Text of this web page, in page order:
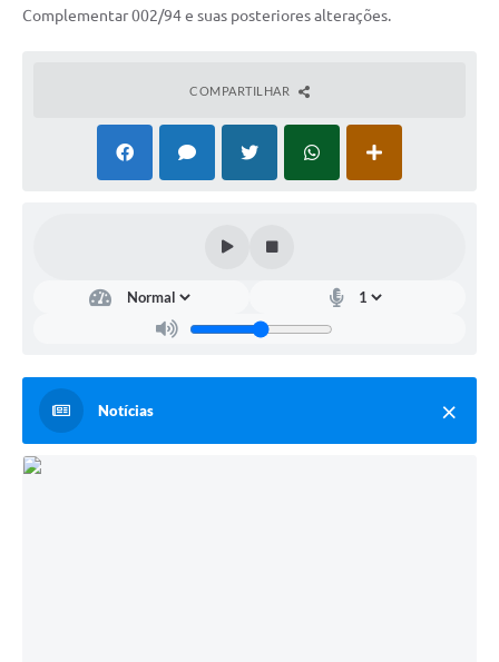
Complementar 002/94 e suas posteriores alterações.
COMPARTILHAR
Notícias